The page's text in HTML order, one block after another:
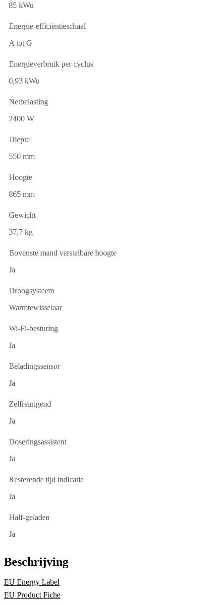
85 kWu
Energie-efficiëntieschaal
A tot G
Energieverbruik per cyclus
0,93 kWu
Netbelasting
2400 W
Diepte
550 mm
Hoogte
865 mm
Gewicht
37,7 kg
Bovenste mand verstelbare hoogte
Ja
Droogsysteem
Warmtewisselaar
Wi-Fi-besturing
Ja
Beladingssensor
Ja
Zelfreinigend
Ja
Doseringsassistent
Ja
Resterende tijd indicatie
Ja
Half-geladen
Ja
Beschrijving
EU Energy Label
EU Product Fiche